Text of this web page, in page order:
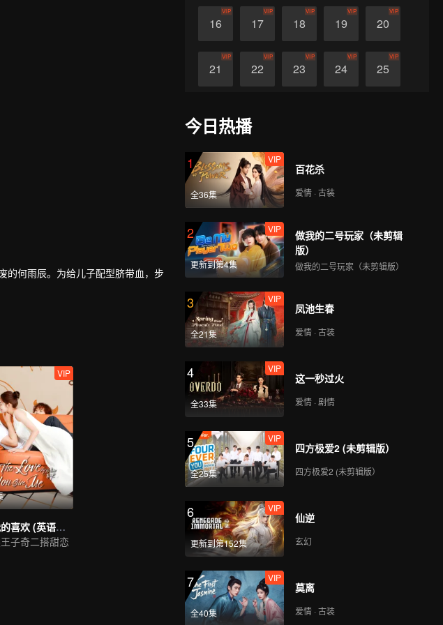
16
VIP
17
VIP
18
VIP
19
VIP
20
VIP
21
VIP
22
VIP
23
VIP
24
VIP
25
VIP
27
的何雨辰。为给儿子配型脐带血，步
VIP
你给我的喜欢 (英语版）
子奇二搭甜恋
今日热播
1
全36集
VIP
百花杀
爱情 · 古装
2
更新到第4集
VIP
做我的二号玩家（未剪辑
版）
做我的二号玩家（未剪辑版）
3
全21集
VIP
凤池生春
爱情 · 古装
4
全33集
VIP
这一秒过火
爱情 · 剧情
5
全25集
VIP
四方极爱2 (未剪辑版）
四方极爱2 (未剪辑版）
6
更新到第152集
VIP
仙逆
玄幻
7
全40集
VIP
莫离
爱情 · 古装